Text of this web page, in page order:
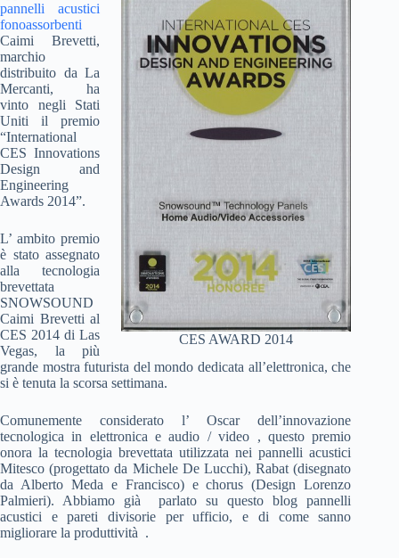
CES AWARD 2014
pannelli acustici
fonoassorbenti
Caimi Brevetti,
marchio
distribuito da La
Mercanti, ha
vinto negli Stati
Uniti il premio
“International
CES Innovations
Design and
Engineering
Awards 2014”.
L’ ambito premio
è stato assegnato
alla tecnologia
brevettata
SNOWSOUND
Caimi Brevetti al
CES 2014 di Las
Vegas, la più
grande mostra futurista del mondo dedicata all’elettronica, che
si è tenuta la scorsa settimana.
Comunemente considerato l’ Oscar dell’innovazione
tecnologica in elettronica e audio / video , questo premio
onora la tecnologia brevettata utilizzata nei pannelli acustici
Mitesco (progettato da Michele De Lucchi), Rabat (disegnato
da Alberto Meda e Francisco) e chorus (Design Lorenzo
Palmieri). Abbiamo già parlato su questo blog pannelli
acustici e pareti divisorie per ufficio, e di come sanno
migliorare la produttività .